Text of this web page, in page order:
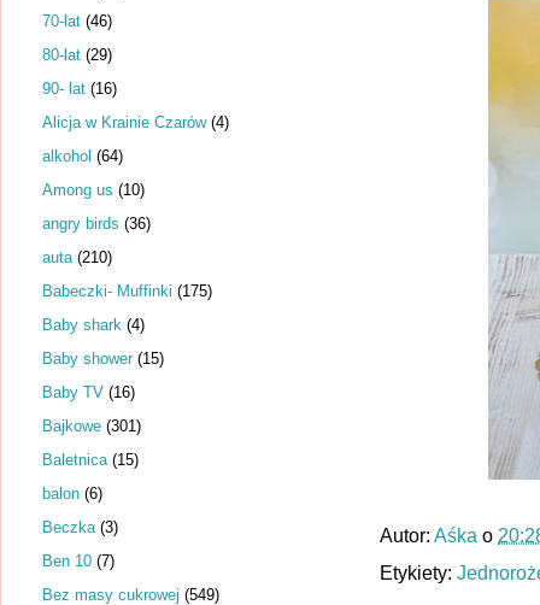
Autor: Aśka o
Etykiety:
70-lat (46)
80-lat (29)
90- lat (16)
Alicja w Krainie Czarów (4)
alkohol (64)
Among us (10)
angry birds (36)
auta (210)
Babeczki- Muffinki (175)
Baby shark (4)
Baby shower (15)
Baby TV (16)
Bajkowe (301)
Baletnica (15)
balon (6)
Beczka (3)
Ben 10 (7)
Bez masy cukrowej (549)